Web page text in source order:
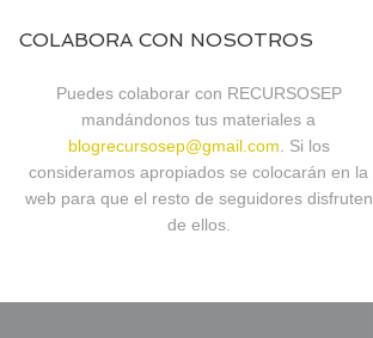
COLABORA CON NOSOTROS
Puedes colaborar con RECURSOSEP
mandándonos tus materiales a
blogrecursosep@gmail.com . Si los
consideramos apropiados se colocarán en la
web para que el resto de seguidores disfruten
de ellos.